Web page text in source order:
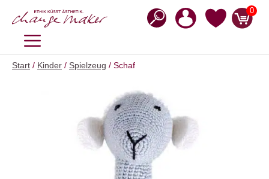
Inhalt
0
MENÜ
Start / Kinder / Spielzeug / Schaf